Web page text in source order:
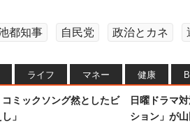
都知事 自民党 政治とカネ
ライフ マネー 健康
コミックソング然としたビ
」
日曜ドラマ
ション」が